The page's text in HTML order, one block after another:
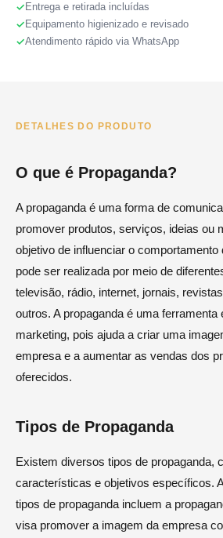
Entrega e retirada incluídas
Equipamento higienizado e revisado
Atendimento rápido via WhatsApp
DETALHES DO PRODUTO
O que é Propaganda?
A propaganda é uma forma de
promover produtos, serviços, ideias ou
objetivo de influenciar o comportamento
pode ser realizada por meio de
televisão, rádio, internet, jornais,
outros. A propaganda é uma ferramenta
marketing, pois ajuda a criar uma
empresa e a aumentar as vendas dos
oferecidos.
Tipos de Propaganda
Existem diversos tipos de propaganda,
características e objetivos específicos.
tipos de propaganda incluem a
visa promover a imagem da empresa